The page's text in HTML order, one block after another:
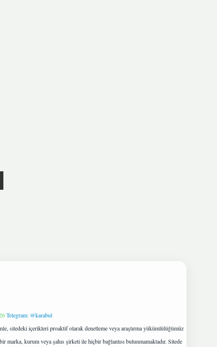
Telegram: @karabul
sitedeki içerikleri proaktif olarak denetleme veya araştırma yükümlülüğümüz
kurum veya şahıs şirketi ile hiçbir bağlantısı bulunmamaktadır. Sitede